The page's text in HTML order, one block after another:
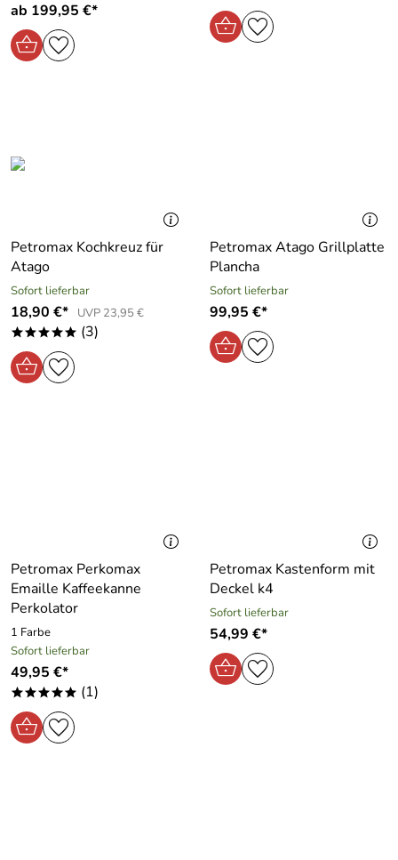
ab 199,95 €*
Petromax Kochkreuz für
Atago
Sofort lieferbar
18,90 €* UVP 23,95 €
***** (3)
Petromax Atago Grillplatte
Plancha
Sofort lieferbar
99,95 €*
Petromax Perkomax
Emaille Kaffeekanne
Perkolator
1 Farbe
Sofort lieferbar
49,95 €*
***** (1)
Petromax Kastenform mit
Deckel k4
Sofort lieferbar
54,99 €*